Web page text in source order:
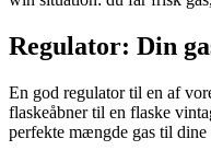
Regulator: Din
En god regulator til en af
flaskeåbner til en flaske
perfekte mængde gas til dine